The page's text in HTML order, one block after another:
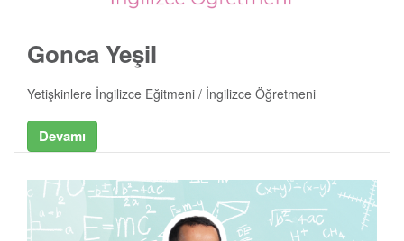
Gonca Yeşil
Yetişkinlere İngilizce Eğitmeni / İngilizce Öğretmeni
Devamı